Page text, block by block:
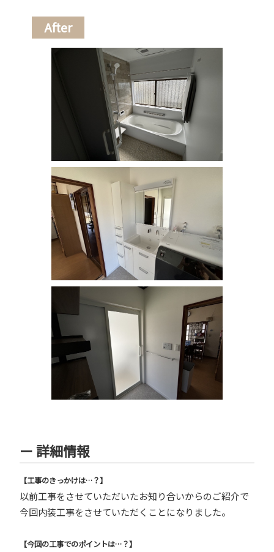
After
ー 詳細情報
【工事のきっかけは…？】
以前工事をさせていただいたお知り合いからのご紹介で
今回内装工事をさせていただくことになりました。
【今回の工事でのポイントは…？】